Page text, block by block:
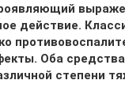
действие.
Оба
степени